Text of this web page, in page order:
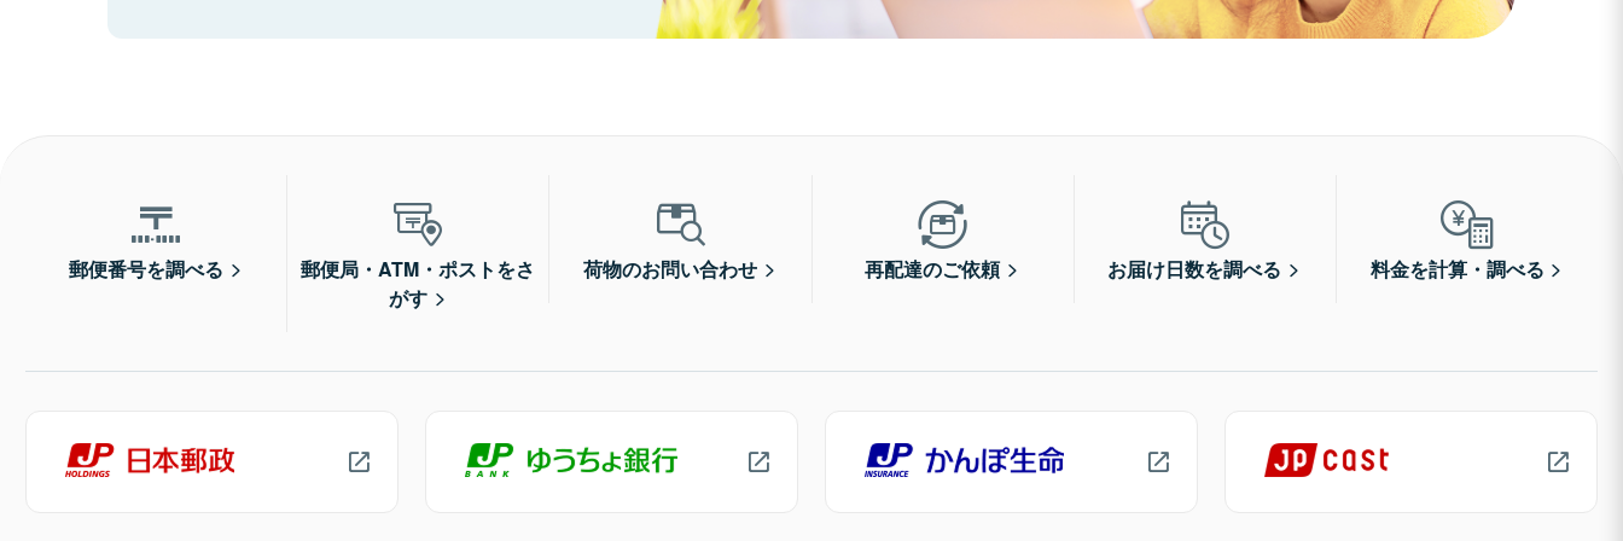
郵便番号を調べる
郵便局・ATM・ポストをさ
がす
荷物のお問い合わせ 再配達のご依頼 お届け日数を調べる 料金を計算・調べる